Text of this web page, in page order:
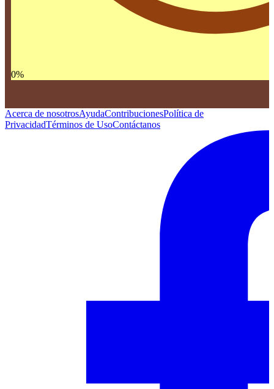
0%
Acerca de nosotrosAyudaContribucionesPolítica de
PrivacidadTérminos de UsoContáctanos